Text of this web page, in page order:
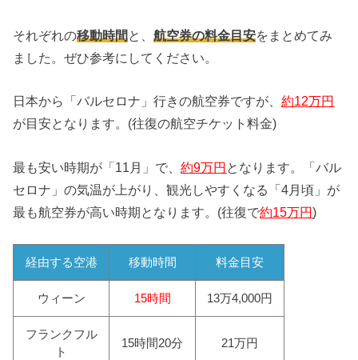
それぞれの移動時間と、航空券の料金目安をまとめてみ
ました。ぜひ参考にしてください。
日本から「バルセロナ」行きの航空券ですが、約12万円
が目安となります。(往復の航空チケット料金)
最も安い時期が「11月」で、約9万円となります。「バル
セロナ」の気温が上がり、観光しやすくなる「4月頃」が
最も航空券が高い時期となります。(往復で約15万円)
経由する空港 移動時間 料金目安
ウィーン 15時間 13万4,000円
フランクフル
ト
15時間20分 21万円